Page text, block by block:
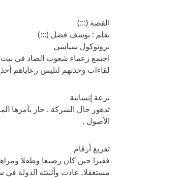
القصة (:::)
بقلم : يوسف فضل (:::)
بروتوكول سياسي
اجتمع زعماء شعوب الضاد في بيت
لقاءات وحدتهم لتلبس رعاياهم
نزعة إنسانية
تدهور حال الشركة . حار بأمرها
الأصول .
تفريغ أرقام
فقيرا حين كان رضيعا وطفلا
مستغفلا. عادت وأثبتته الدولة